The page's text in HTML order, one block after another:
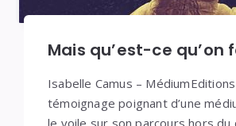
Mais qu’est-ce qu’on
Isabelle Camus –
témoignage poignant d’une